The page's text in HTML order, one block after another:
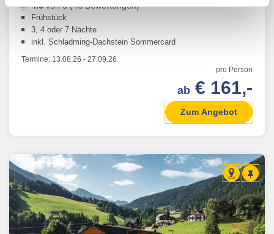
Verwendung der Cookies & Plugins auf unseren
Webseiten zu.
4.6von 5 (46 Bewertungen)
Frühstück
3, 4 oder 7 Nächte
inkl. Schladming-Dachstein Sommercard
Termine: 13.08.26 - 27.09.26
pro Person
ab € 161,-
Zum Angebot